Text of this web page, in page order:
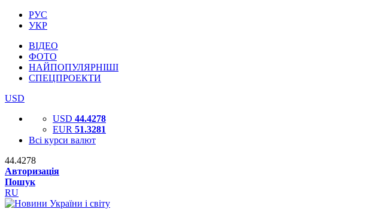
РУС
УКР
ВІДЕО
ФОТО
НАЙПОПУЛЯРНІШІ
СПЕЦПРОЕКТИ
USD
USD 44.4278
EUR 51.3281
Всі курси валют
44.4278
Авторизація
Пошук
RU